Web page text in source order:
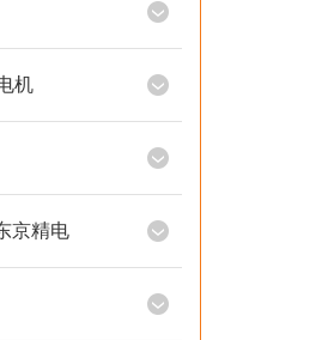
机
京精电